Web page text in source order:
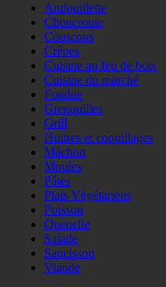
Andouillette
Choucroute
Couscous
Crêpes
Cuisine au feu de bois
Cuisine du marché
Fondue
Grenouilles
Grill
Huitres et coquillages
Mâchon
Moules
Pâtes
Plats Végétariens
Poisson
Quenelle
Salade
Saucisson
Viande